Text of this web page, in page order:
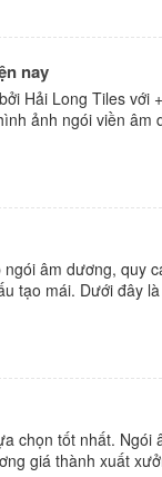
nay
Hải Long Tiles với
ảnh ngói viền âm
âm dương, quy
tạo mái. Dưới đây
chọn tốt nhất.
giá thành xuất